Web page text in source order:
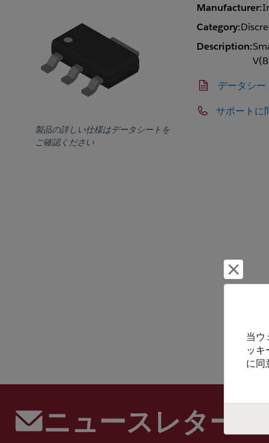
製品の詳しい仕様はデータシートを
ご確認ください
Manufacturer:
Category:
Description:
データシー
サポートに
ニュースレターに
当ウ
ッキ
に同